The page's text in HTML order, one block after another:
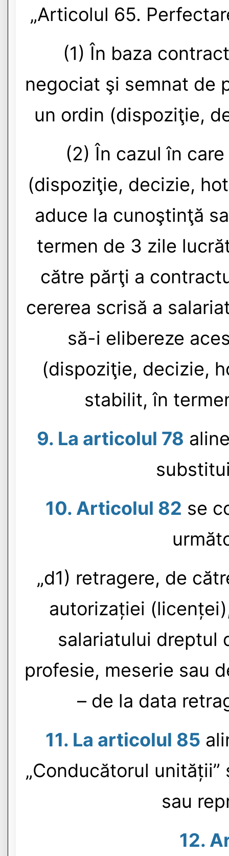
„Articolul 65.
(1) În baza
negociat şi semnat de
un ordin (dispoziţie,
(2) În cazul în
(dispoziţie, decizie,
aduce la cunoştinţă
termen de 3 zile
către părţi a
cererea scrisă a
să-i elibereze
(dispoziţie, decizie,
stabilit, în
9. La articolul 78
10. Articolul 82 se
„d1) retragere, de
autorizației
salariatului dreptul
profesie, meserie sau
– de la data
11. La articolul 85
„Conducătorul
sau
12.